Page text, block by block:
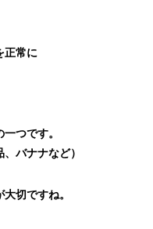
正常に
つです。
バナナなど）
切ですね。